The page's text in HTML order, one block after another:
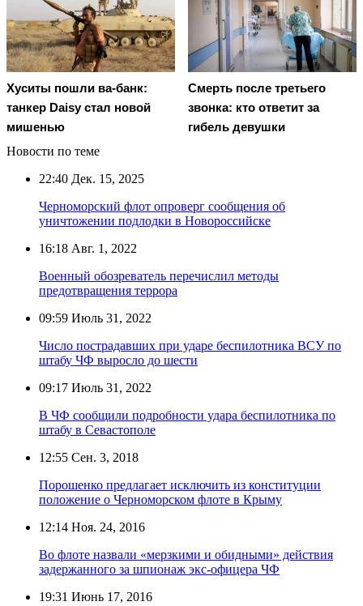
Хуситы пошли ва-банк:
танкер Daisy стал новой
мишенью
Смерть после третьего
звонка: кто ответит за
гибель девушки
Новости по теме
22:40 Дек. 15, 2025
Черноморский флот опроверг сообщения об
уничтожении подлодки в Новороссийске
16:18 Авг. 1, 2022
Военный обозреватель перечислил методы
предотвращения террора
09:59 Июль 31, 2022
Число пострадавших при ударе беспилотника ВСУ по
штабу ЧФ выросло до шести
09:17 Июль 31, 2022
В ЧФ сообщили подробности удара беспилотника по
штабу в Севастополе
12:55 Сен. 3, 2018
Порошенко предлагает исключить из конституции
положение о Черноморском флоте в Крыму
12:14 Ноя. 24, 2016
Во флоте назвали «мерзкими и обидными» действия
задержанного за шпионаж экс-офицера ЧФ
19:31 Июнь 17, 2016